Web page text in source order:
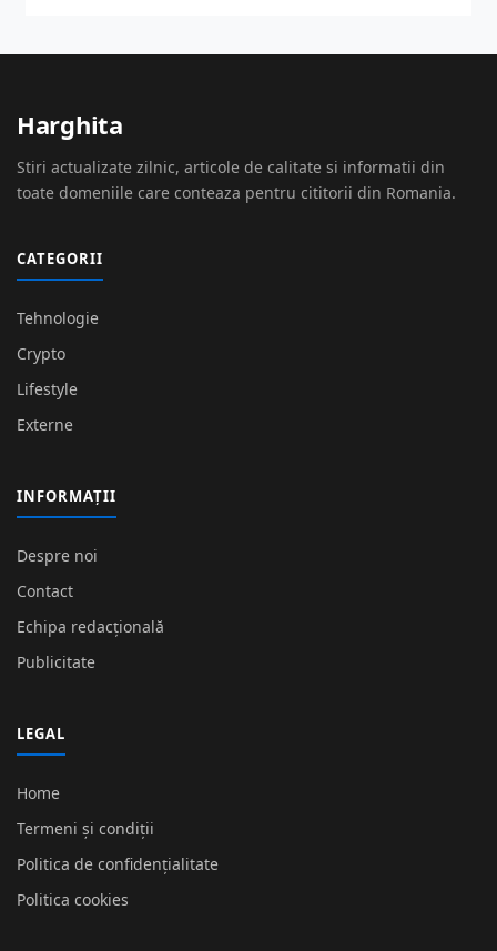
Harghita
Stiri actualizate zilnic, articole de calitate si informatii din
toate domeniile care conteaza pentru cititorii din Romania.
CATEGORII
Tehnologie
Crypto
Lifestyle
Externe
INFORMAȚII
Despre noi
Contact
Echipa redacțională
Publicitate
LEGAL
Home
Termeni și condiții
Politica de confidențialitate
Politica cookies